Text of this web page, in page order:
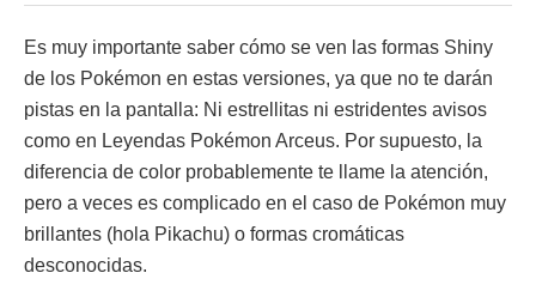
Es muy importante saber cómo se ven las formas Shiny
de los Pokémon en estas versiones, ya que no te darán
pistas en la pantalla: Ni estrellitas ni estridentes avisos
como en Leyendas Pokémon Arceus. Por supuesto, la
diferencia de color probablemente te llame la atención,
pero a veces es complicado en el caso de Pokémon muy
brillantes (hola Pikachu) o formas cromáticas
desconocidas.